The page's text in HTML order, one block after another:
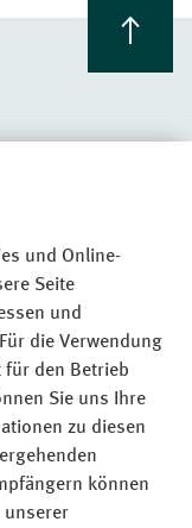
und Online-
Seite
und
die Verwendung
für den Betrieb
Sie uns Ihre
zu diesen
können
unserer